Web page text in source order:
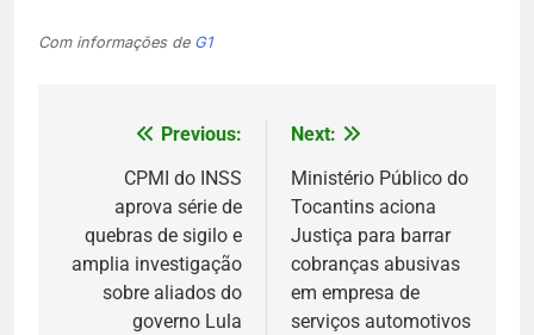
Com informações de G1
Navegação
Post
Previous:
CPMI do INSS
aprova série de
quebras de sigilo e
amplia investigação
sobre aliados do
governo Lula
Next:
Ministério Público do
Tocantins aciona
Justiça para barrar
cobranças abusivas
em empresa de
serviços automotivos